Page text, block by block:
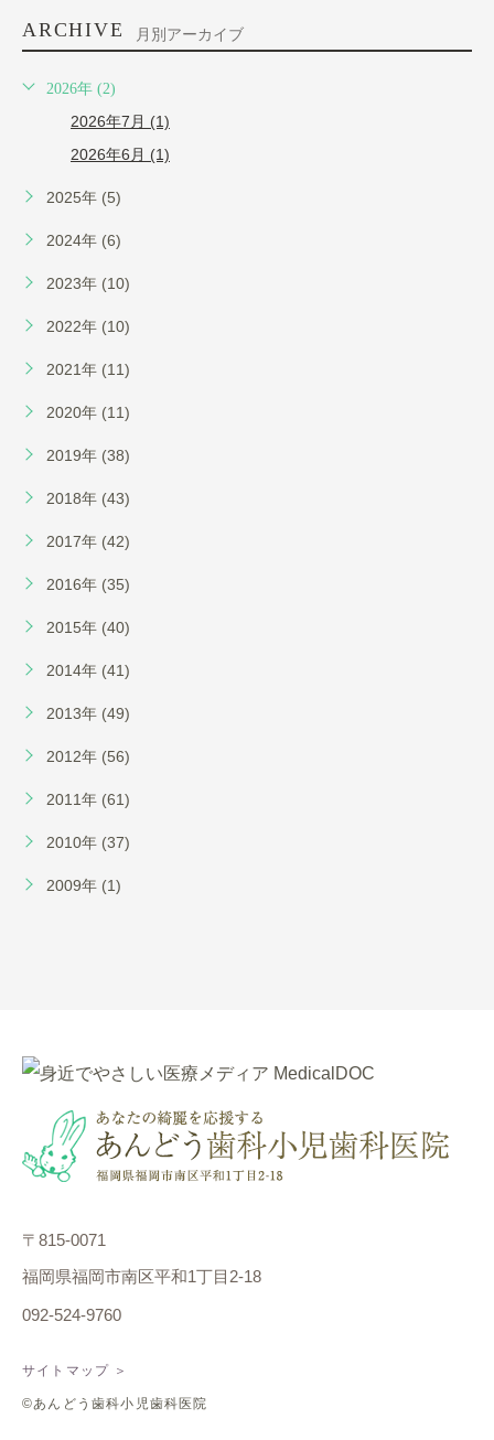
ARCHIVE 月別アーカイブ
2026年 (2)
2026年7月 (1)
2026年6月 (1)
2025年 (5)
2024年 (6)
2023年 (10)
2022年 (10)
2021年 (11)
2020年 (11)
2019年 (38)
2018年 (43)
2017年 (42)
2016年 (35)
2015年 (40)
2014年 (41)
2013年 (49)
2012年 (56)
2011年 (61)
2010年 (37)
2009年 (1)
〒815-0071
福岡県福岡市南区平和1丁目2-18
092-524-9760
サイトマップ ＞
©あんどう歯科小児歯科医院